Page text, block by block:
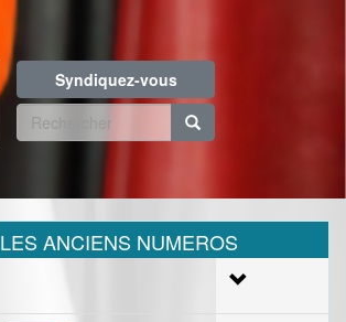
Syndiquez-vous
Formulaire
recherche
LES ANCIENS NUMEROS